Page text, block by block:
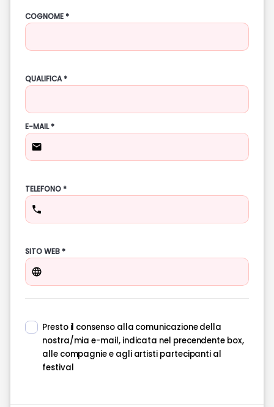
COGNOME *
QUALIFICA *
E-MAIL *
TELEFONO *
SITO WEB *
Presto il consenso alla comunicazione della
nostra/mia e-mail, indicata nel precendente box,
alle compagnie e agli artisti partecipanti al
festival